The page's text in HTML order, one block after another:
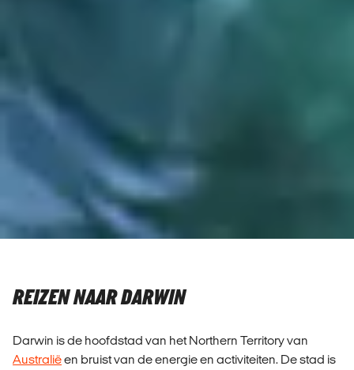
REIZEN NAAR DARWIN
Darwin is de hoofdstad van het Northern Territory van
Australiëen bruist van de energie en activiteiten. De stad is